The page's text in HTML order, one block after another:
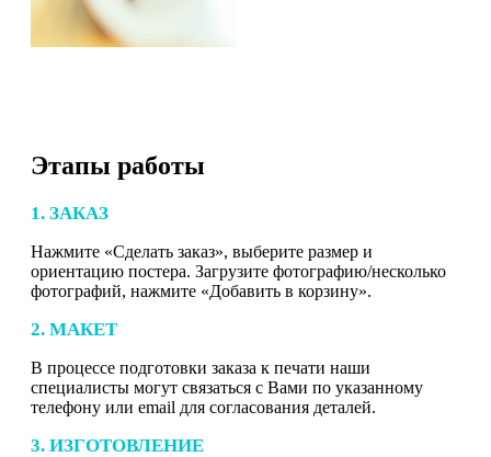
Этапы работы
1. ЗАКАЗ
Нажмите «Сделать заказ», выберите размер и
ориентацию постера. Загрузите фотографию/несколько
фотографий, нажмите «Добавить в корзину».
2. МАКЕТ
В процессе подготовки заказа к печати наши
специалисты могут связаться с Вами по указанному
телефону или email для согласования деталей.
3. ИЗГОТОВЛЕНИЕ